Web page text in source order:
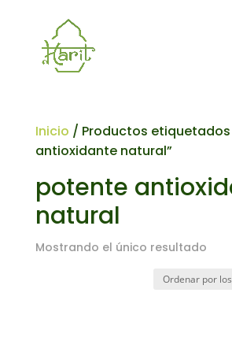
Inicio / Productos
antioxidante natural”
potente
natural
Mostrando el único resultado